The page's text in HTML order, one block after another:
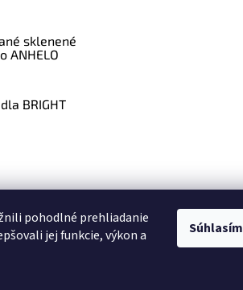
pohodlné prehliadanie
jej funkcie, výkon a
Súhlasím
sklenené
ANHELO
BRIGHT